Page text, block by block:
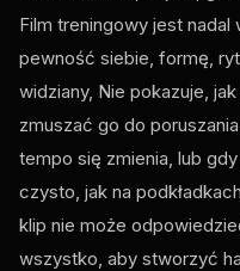
Film treningowy jest
pewność siebie, formę,
widziany, Nie pokazuje,
zmuszać go do
tempo się zmienia, lub
czysto, jak na
klip nie może
wszystko, aby stworzyć